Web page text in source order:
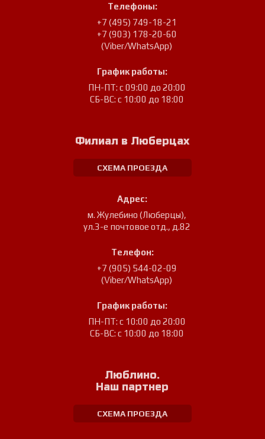
Телефоны:
+7 (495) 749-18-21
+7 (903) 178-20-60
(Viber/WhatsApp)
График работы:
ПН-ПТ: с 09:00 до 20:00
СБ-ВС: с 10:00 до 18:00
Филиал в Люберцах
СХЕМА ПРОЕЗДА
Адрес:
м. Жулебино (Люберцы),
ул.3-е почтовое отд., д.82
Телефон:
+7 (905) 544-02-09
(Viber/WhatsApp)
График работы:
ПН-ПТ: с 10:00 до 20:00
СБ-ВС: с 10:00 до 18:00
Люблино.
Наш партнер
СХЕМА ПРОЕЗДА